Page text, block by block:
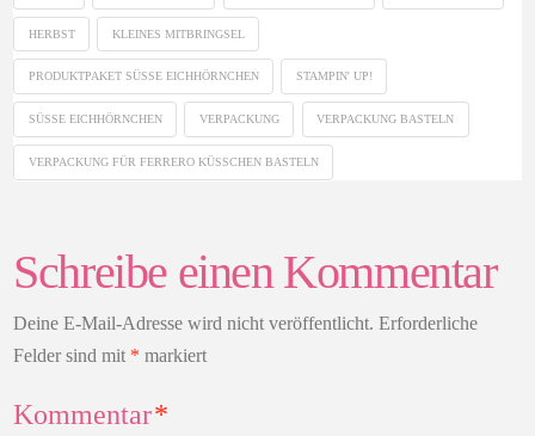
HERBST KLEINES MITBRINGSEL
PRODUKTPAKET SÜSSE EICHHÖRNCHEN STAMPIN' UP!
SÜSSE EICHHÖRNCHEN VERPACKUNG VERPACKUNG BASTELN
VERPACKUNG FÜR FERRERO KÜSSCHEN BASTELN
Schreibe einen Kommentar
Deine E-Mail-Adresse wird nicht veröffentlicht. Erforderliche
Felder sind mit * markiert
Kommentar*